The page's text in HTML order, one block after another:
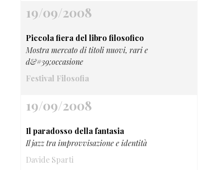
19/09/2008
Piccola fiera del libro filosofico
Mostra mercato di titoli nuovi, rari e
d&#39;occasione
Festival Filosofia
19/09/2008
Il paradosso della fantasia
Il jazz tra improvvisazione e identità
Davide Sparti